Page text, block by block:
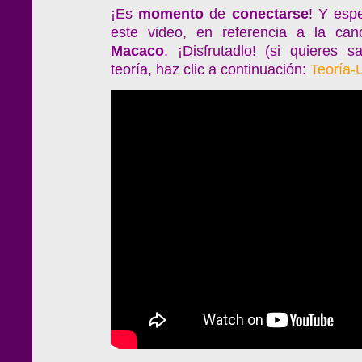
¡Es momento de conectarse! Y
este video, en referencia a la
Macaco. ¡Disfrutadlo! (si quieres
teoría, haz clic a continuación: Teoría-